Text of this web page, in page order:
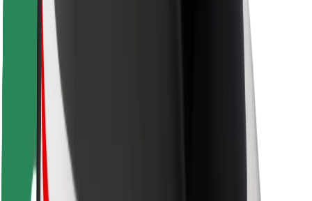
Safety Lab
Ciudades
Dónde estamos
Soluciones para las ciudades
Aeropuertos